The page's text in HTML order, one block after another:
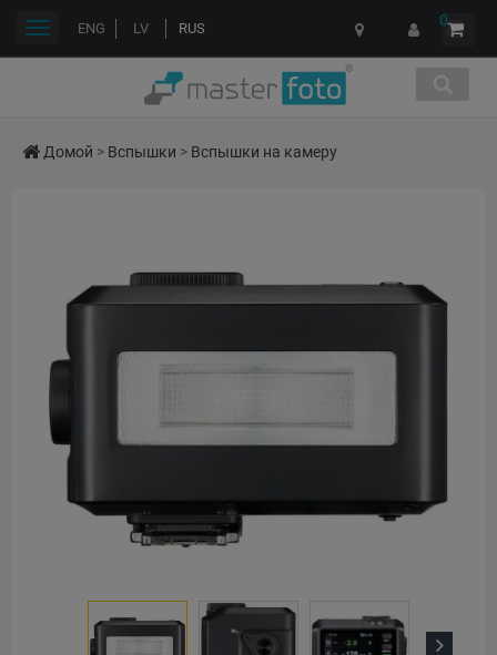
ENG LV RUS 0
Переключить
Домой > Вспышки > Вспышки на камеру